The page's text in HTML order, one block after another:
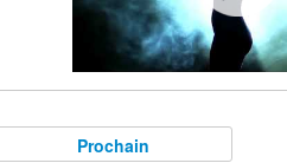
Prochain